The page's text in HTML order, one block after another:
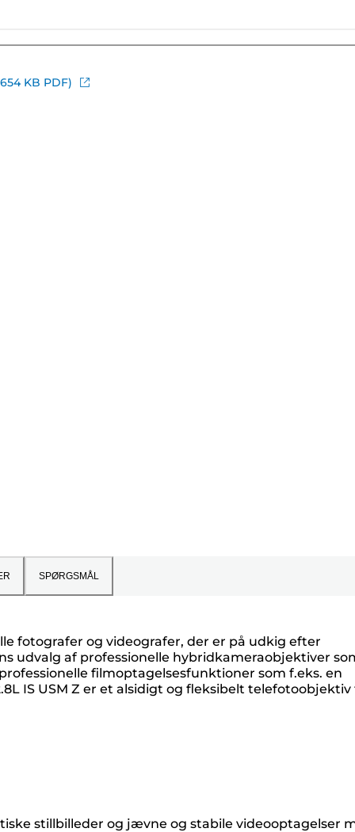
KB PDF)
SPØRGSMÅL
fotografer og videografer, der er på udkig efter
udvalg af professionelle hybridkameraobjektiver
filmoptagelsesfunktioner som f.eks. en
IS USM Z er et alsidigt og fleksibelt telefotoobjektiv
stillbilleder og jævne og stabile videooptagelser